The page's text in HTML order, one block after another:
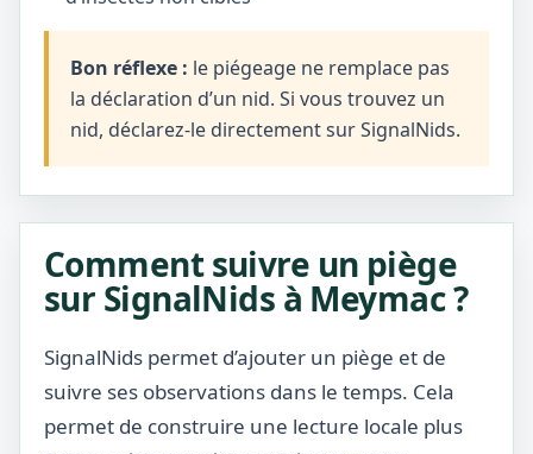
Bon réflexe : le piégeage ne remplace pas
la déclaration d’un nid. Si vous trouvez un
nid, déclarez-le directement sur SignalNids.
Comment suivre un piège
sur SignalNids à Meymac ?
SignalNids permet d’ajouter un piège et de
suivre ses observations dans le temps. Cela
permet de construire une lecture locale plus